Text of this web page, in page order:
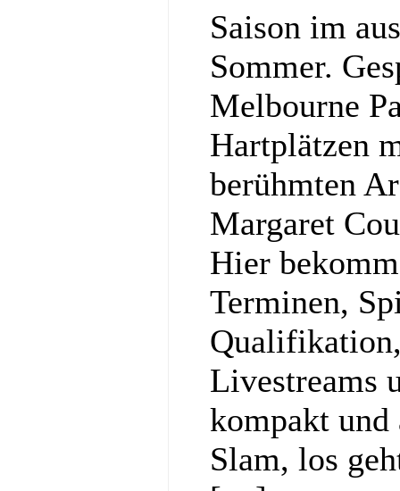
Saison im
Sommer.
Melbourne
Hartplätzen
berühmten
Margaret
Hier
Terminen,
Livestreams
kompakt
Slam, los